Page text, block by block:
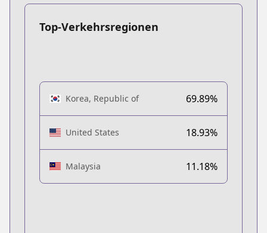
Top-Verkehrsregionen
Korea, Republic of 69.89%
United States 18.93%
Malaysia 11.18%